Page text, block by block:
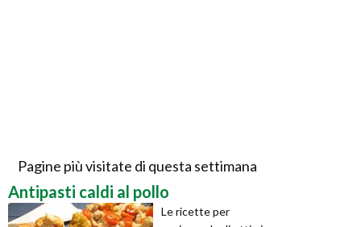
Pagine più visitate di questa settimana
Antipasti caldi al pollo
Le ricette per